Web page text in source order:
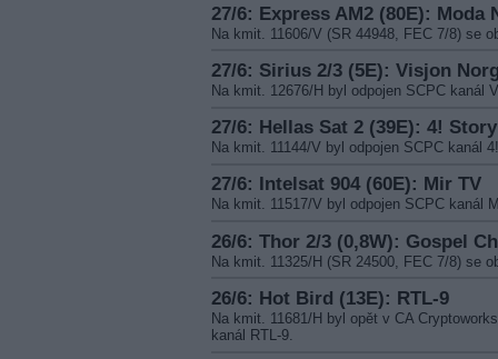
27/6: Express AM2 (80E): Moda
Na kmit. 11606/V (SR 44948, FEC 7/8) se
27/6: Sirius 2/3 (5E): Visjon
Na kmit. 12676/H byl odpojen SCPC kanál
27/6: Hellas Sat 2 (39E): 4!
Na kmit. 11144/V byl odpojen SCPC kanál
27/6: Intelsat 904 (60E): Mir TV
Na kmit. 11517/V byl odpojen SCPC kanál
26/6: Thor 2/3 (0,8W): Gospel
Na kmit. 11325/H (SR 24500, FEC 7/8) se
26/6: Hot Bird (13E): RTL-9
Na kmit. 11681/H byl opět v CA
kanál RTL-9.